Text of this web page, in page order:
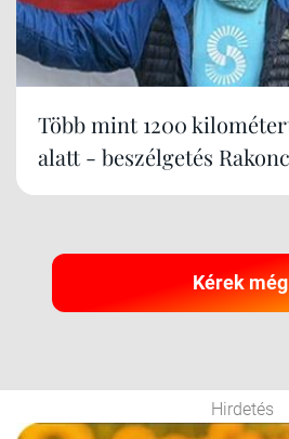
Több mint 1200
alatt - beszélgetés
Kérek
Hirdetés